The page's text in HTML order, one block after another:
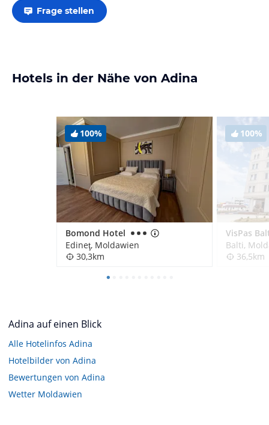
Frage stellen
Hotels in der Nähe von Adina
100%
Bomond Hotel
Edineţ, Moldawien
30,3km
100%
VisPas
Balti,
36,5km
Adina auf einen Blick
Alle Hotelinfos Adina
Hotelbilder von Adina
Bewertungen von Adina
Wetter Moldawien